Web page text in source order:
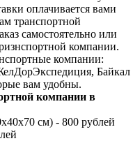
оплачивается вами
транспортной
самостоятельно или
компании.
компании:
Байкал
вам удобны.
компании в
см) - 800 рублей